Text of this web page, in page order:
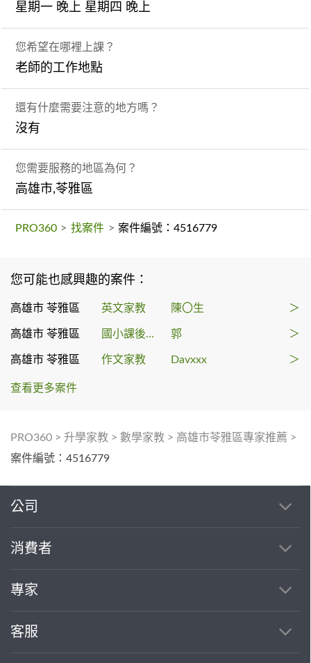
星期一 晚上 星期四 晚上
您希望在哪裡上課？
老師的工作地點
還有什麼需要注意的地方嗎？
沒有
您需要服務的地區為何？
高雄市,苓雅區
PRO360 > 找案件 > 案件編號：4516779
您可能也感興趣的案件：
高雄市 苓雅區 英文家教 陳〇生 ＞
高雄市 苓雅區 國小課後輔導 郭 ＞
高雄市 苓雅區 作文家教 Davxxx ＞
查看更多案件
PRO360 > 升學家教 > 數學家教 > 高雄市苓雅區專家推薦 >
案件編號：4516779
公司
消費者
專家
客服